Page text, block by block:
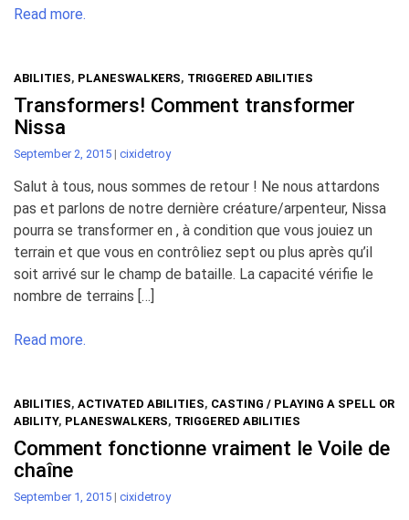
Read more.
ABILITIES, PLANESWALKERS, TRIGGERED ABILITIES
Transformers! Comment transformer
Nissa
September 2, 2015 | cixidetroy
Salut à tous, nous sommes de retour ! Ne nous attardons
pas et parlons de notre dernière créature/arpenteur, Nissa
pourra se transformer en , à condition que vous jouiez un
terrain et que vous en contrôliez sept ou plus après qu’il
soit arrivé sur le champ de bataille. La capacité vérifie le
nombre de terrains […]
Read more.
ABILITIES, ACTIVATED ABILITIES, CASTING / PLAYING A SPELL OR
ABILITY, PLANESWALKERS, TRIGGERED ABILITIES
Comment fonctionne vraiment le Voile de
chaîne
September 1, 2015 | cixidetroy